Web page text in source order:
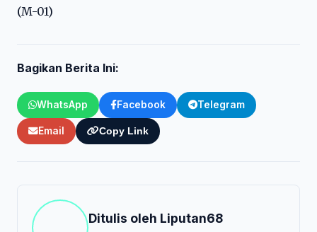
(M-01)
Bagikan Berita Ini:
WhatsApp Facebook Telegram
Email Copy Link
Ditulis oleh Liputan68